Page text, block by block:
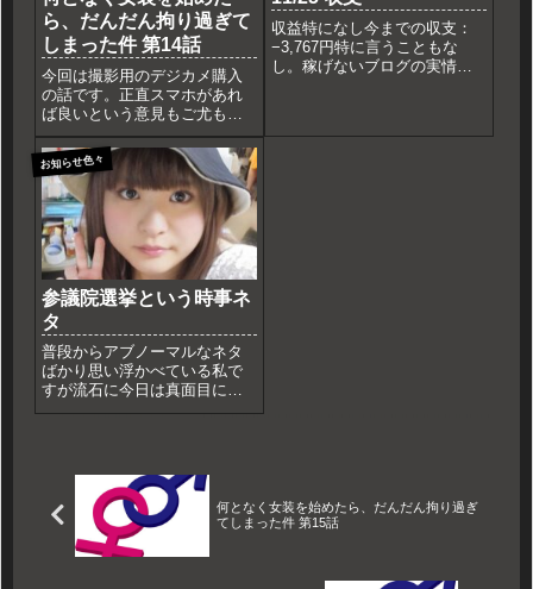
ら、だんだん拘り過ぎて
しまった件 第14話
今回は撮影用のデジカメ購入
の話です。正直スマホがあれ
ば良いという意見もご尤もで
す。でも、カメラになると、
また別の機能がありますから
ね。 笑顔検出で、笑ってると
ころを撮ってくれたり電池を
気にする必要がなかったり。
そもそも画質はやっぱり良い
です...
収益特になし今までの収支：
−3,767円特に言うこともな
し。稼げないブログの実情を
お知らせ色々
参議院選挙という時事ネ
タ
普段からアブノーマルなネタ
ばかり思い浮かべている私で
すが流石に今日は真面目に選
挙に行きます。どこに入れた
自民党のお友達立憲民主党：
唯一自民党より信用できな
い。維新...
何となく女装を始めたら、だんだん拘り過ぎ
てしまった件 第15話